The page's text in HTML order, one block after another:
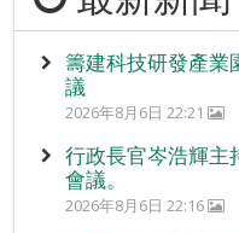
籌建科技研發產業
議
2026年8月6日 22:21
行政長官岑浩輝主
會議。
2026年8月6日 22:16